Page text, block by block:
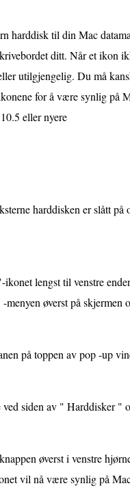
harddisk til din Mac
ditt. Når et ikon
utilgjengelig. Du må
for å være synlig på
eller nyere
harddisken er slått
lengst til venstre
øverst på skjermen
på toppen av pop -up
siden av " Harddisker "
øverst i venstre
vil nå være synlig på